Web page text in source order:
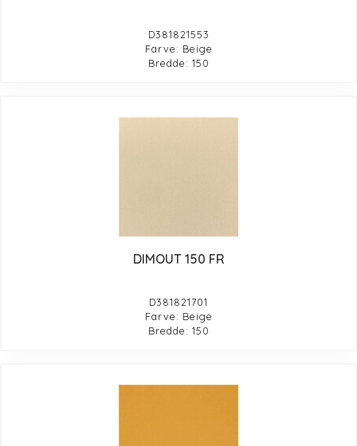
D381821553
Farve: Beige
Bredde: 150
DIMOUT 150 FR
D381821701
Farve: Beige
Bredde: 150